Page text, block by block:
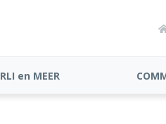
RLI en MEER